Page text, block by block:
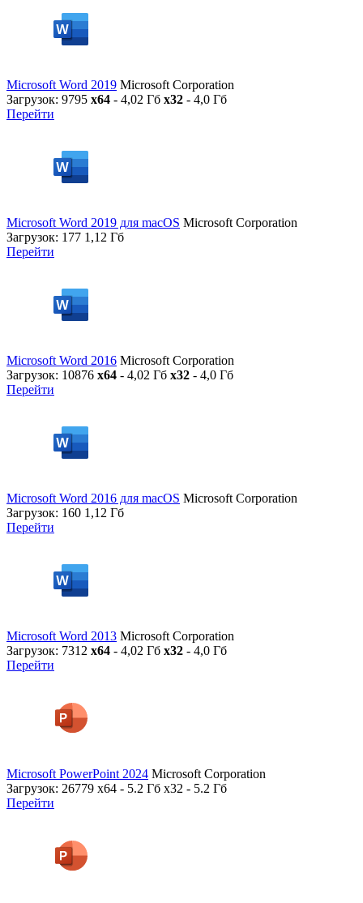
Microsoft Word 2019 Microsoft Corporation
Загрузок: 9795 x64 - 4,02 Гб x32 - 4,0 Гб
Перейти
Microsoft Word 2019 для macOS Microsoft Corporation
Загрузок: 177 1,12 Гб
Перейти
Microsoft Word 2016 Microsoft Corporation
Загрузок: 10876 x64 - 4,02 Гб x32 - 4,0 Гб
Перейти
Microsoft Word 2016 для macOS Microsoft Corporation
Загрузок: 160 1,12 Гб
Перейти
Microsoft Word 2013 Microsoft Corporation
Загрузок: 7312 x64 - 4,02 Гб x32 - 4,0 Гб
Перейти
Microsoft PowerPoint 2024 Microsoft Corporation
Загрузок: 26779 x64 - 5.2 Гб x32 - 5.2 Гб
Перейти